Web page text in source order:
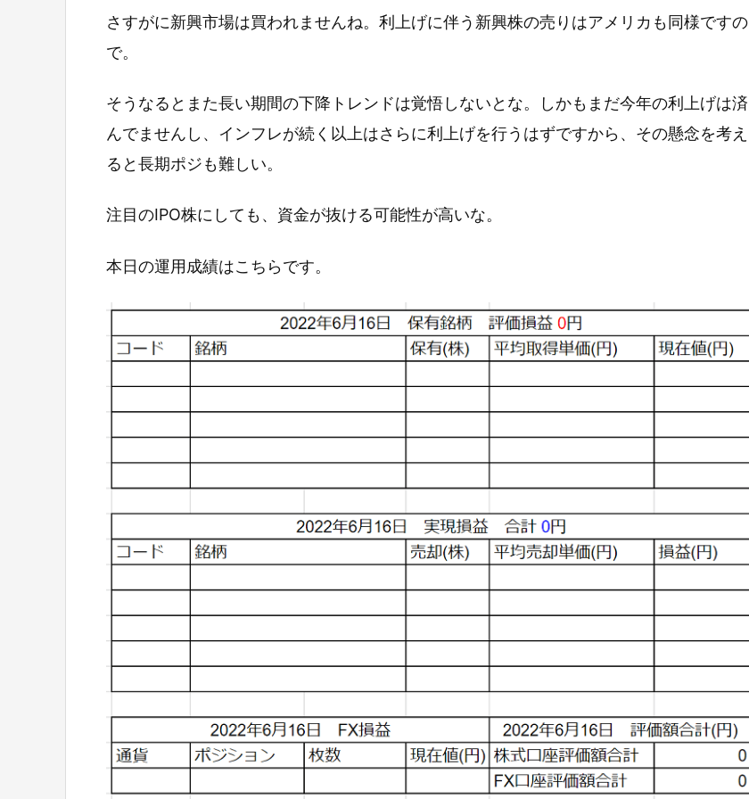
さすがに新興市場は買われませんね。利上げに伴う新興株の売りはアメリカも同様ですの
で。
そうなるとまた長い期間の下降トレンドは覚悟しないとな。しかもまだ今年の利上げは済
んでませんし、インフレが続く以上はさらに利上げを行うはずですから、その懸念を考え
ると長期ポジも難しい。
注目のIPO株にしても、資金が抜ける可能性が高いな。
本日の運用成績はこちらです。